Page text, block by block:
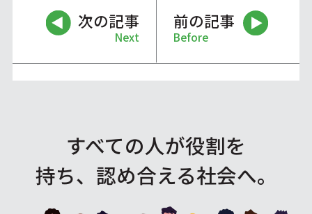
次の記事
Next
前の記事
Before
すべての人が役割を
持ち、認め合える社会へ。